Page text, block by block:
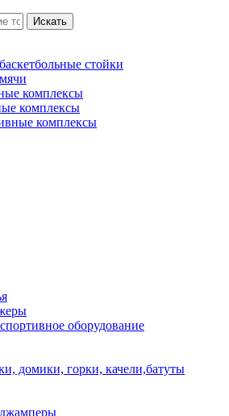
стойки
комплексы
комплексы
комплексы
оборудование
домики, горки, качели,батуты